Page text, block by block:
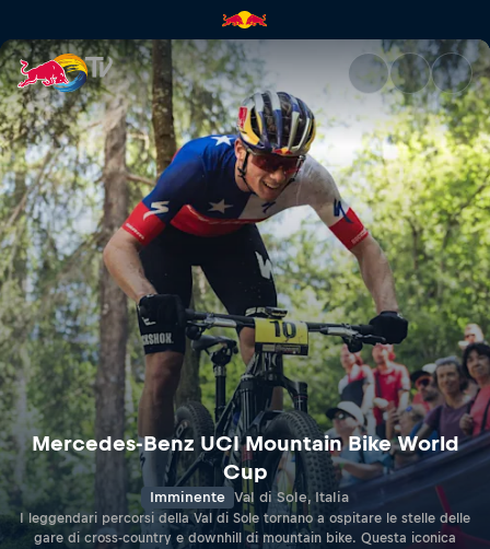
Coppa del Mondo UCI di
Mercedes-Benz UCI Mountain Bike World
Cup
Imminente Val di Sole, Italia
I leggendari percorsi della Val di Sole tornano a ospitare le stelle delle
gare di cross-country e downhill di mountain bike. Questa iconica